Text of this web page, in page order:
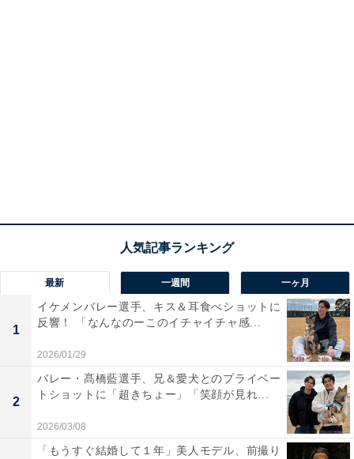
最新 一週間 一ヶ月
1
イケメンバレー選手、キス＆耳食べショットに
反響！ 「なんなのーこのイチャイチャ感...
2026/01/29
2
バレー・髙橋藍選手、兄＆愛犬とのプライベー
トショットに「超きちょー」「笑顔が見れ...
2026/03/08
「もうすぐ結婚して１年」美人モデル、前撮り